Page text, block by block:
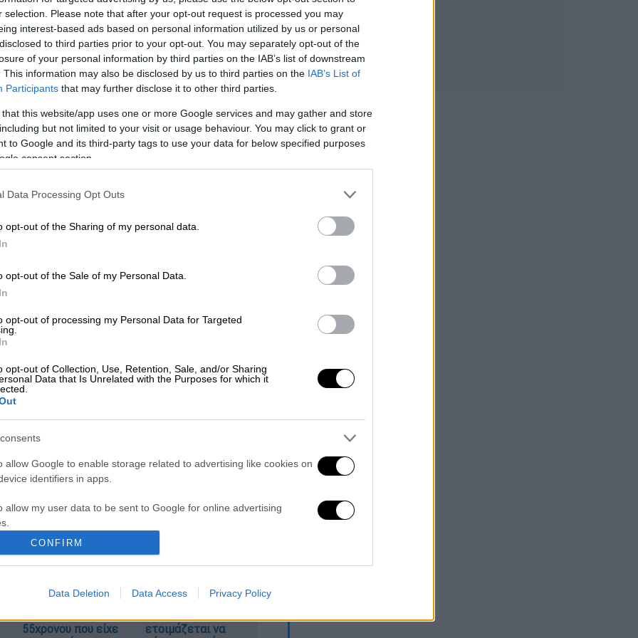
selection. Please note that after your opt-out request is processed you may
interest-based ads based on personal information utilized by us or personal
to third parties prior to your opt-out. You may separately opt-out of the
of your personal information by third parties on the IAB’s list of downstream
This information may also be disclosed by us to third parties on the IAB’s List of
Participants that may further disclose it to other third parties.
that this website/app uses one or more Google services and may gather and store
but not limited to your visit or usage behaviour. You may click to grant or
to Google and its third-party tags to use your data for below specified purposes
consent section.
Data Processing Opt Outs
opt-out of the Sharing of my personal data.
opt-out of the Sale of my Personal Data.
opt-out of processing my Personal Data for Targeted
opt-out of Collection, Use, Retention, Sale, and/or Sharing
Data that Is Unrelated with the Purposes for which it
allow Google to enable storage related to advertising like cookies on
identifiers in apps.
allow my user data to be sent to Google for online advertising
allow Google to send me personalized advertising.
allow Google to enable storage related to analytics like cookies on
allow Google to enable storage related to functionality of the website
CONFIRM
Data Deletion Data Access Privacy Policy
το ΕΘΝΟΣ στη Google
16 Ιουλίου στις 17:00 τη
της κανονικής διάρκειας του
στο δεύτερο γκρουπ των πλέι οφ,
επίσημη υποχρέωση της Βέστερλο θα
στις 29 Ιουλίου αντιμετωπίζει εκτός
οικονομικό
κίνητρο» λέει ο
55χρονου που είχε
πετρελαϊκή που
συνδέεται με τον
ετοιμάζεται να